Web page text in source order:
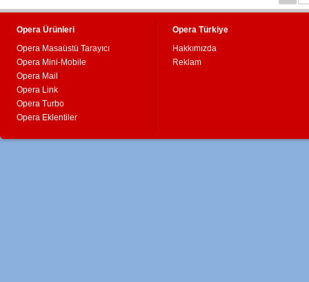
Opera Ürünleri
Opera Masaüstü Tarayıcı
Opera Mini-Mobile
Opera Mail
Opera Link
Opera Turbo
Opera Eklentiler
Opera Türkiye
Hakkımızda
Reklam